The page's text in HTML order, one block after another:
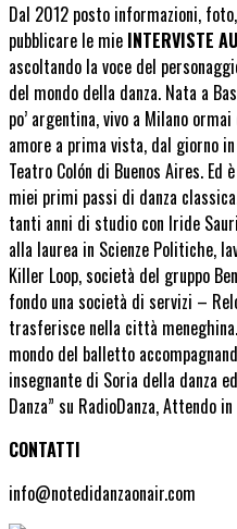
Dal 2012 posto informazioni,
pubblicare le mie INTERVISTE
ascoltando la voce del
del mondo della danza. Nata a
po’ argentina, vivo a Milano
amore a prima vista, dal giorno
Teatro Colón di Buenos Aires.
miei primi passi di danza
tanti anni di studio con Iride
alla laurea in Scienze Politiche,
Killer Loop, società del gruppo
fondo una società di servizi –
trasferisce nella città
mondo del balletto
insegnante di Soria della danza
Danza” su RadioDanza, Attendo
CONTATTI
info@notedidanzaonair.com